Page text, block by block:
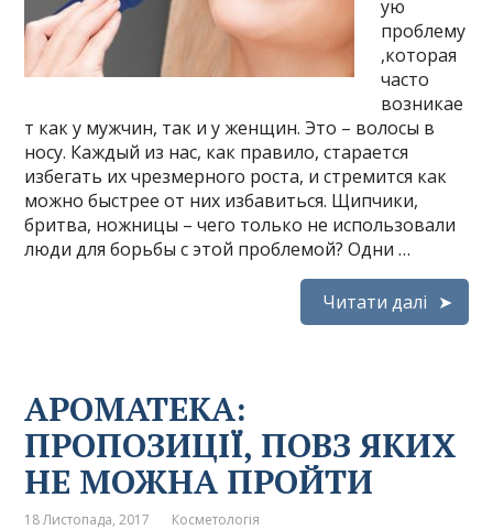
ую
проблему
,которая
часто
возникае
т как у мужчин, так и у женщин. Это – волосы в
носу. Каждый из нас, как правило, старается
избегать их чрезмерного роста, и стремится как
можно быстрее от них избавиться. Щипчики,
бритва, ножницы – чего только не использовали
люди для борьбы с этой проблемой? Одни …
Читати далі
АРОМАТЕКА:
ПРОПОЗИЦІЇ, ПОВЗ ЯКИХ
НЕ МОЖНА ПРОЙТИ
18 Листопада, 2017 Косметологія